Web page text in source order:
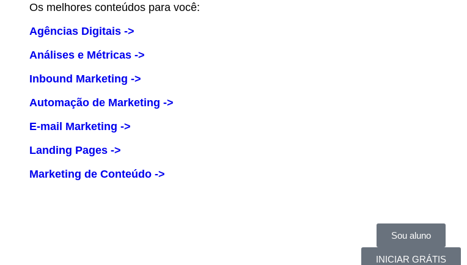
Os melhores conteúdos para você:
Agências Digitais ->
Análises e Métricas ->
Inbound Marketing ->
Automação de Marketing ->
E-mail Marketing ->
Landing Pages ->
Marketing de Conteúdo ->
Sou aluno
INICIAR GRÁTIS